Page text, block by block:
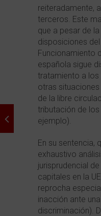
reiteradamente,
terceros. Este
que a pesar de
disposiciones
Funcionamiento
española sigue
tratamiento a
otras
de la libre
tributación de
ejemplo).
En su sentencia,
exhaustivo
jurisprudencial
capitales en la
reprocha
inacción ante
discriminación).